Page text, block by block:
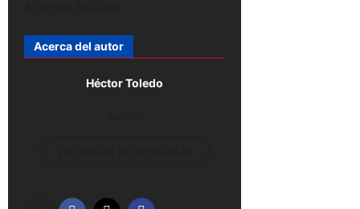
Acerca del autor
Héctor Toledo